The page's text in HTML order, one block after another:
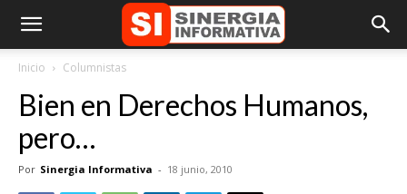
Inicio Columnistas
Bien en Derechos Humanos,
pero…
Por Sinergia Informativa - 18 junio, 2010